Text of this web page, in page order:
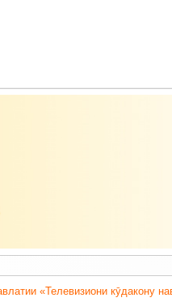
«Телевизиони кӯдакону